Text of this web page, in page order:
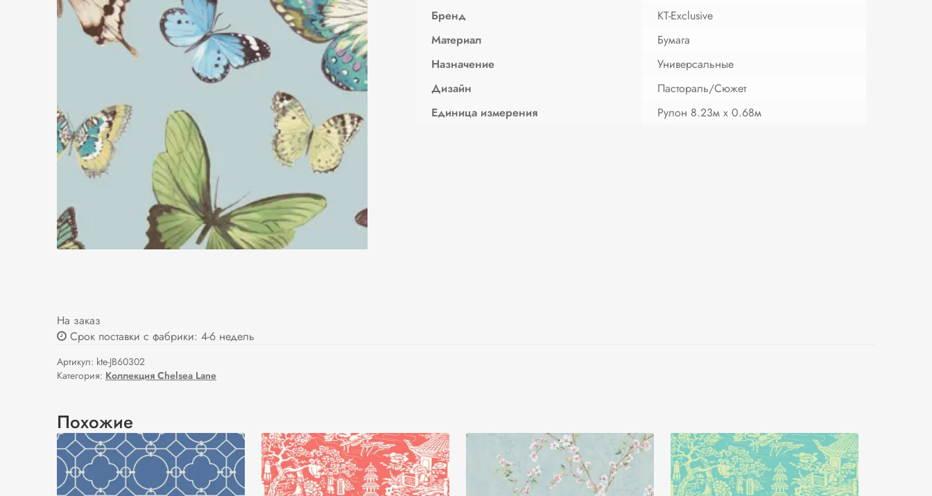
На заказ
Срок поставки с фабрики: 4-6 недель
Артикул: kte-JB60302
Категория: Коллекция Chelsea Lane
Бренд
KT-Exclusive
Материал
Бумага
Назначение
Универсальные
Дизайн
Пастораль/Сюжет
Единица измерения
Рулон 8.23м х 0.68м
Похожие